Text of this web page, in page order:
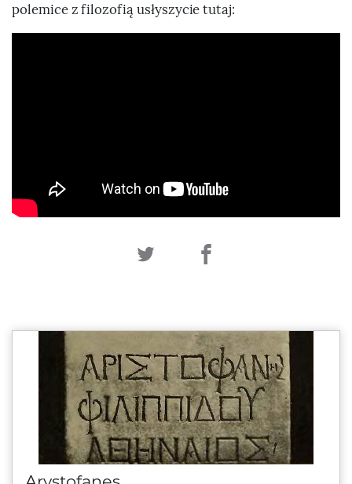
polemice z filozofią usłyszycie tutaj: